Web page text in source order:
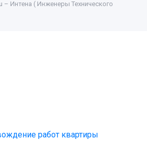
– Интена ( Инженеры Технического
работ квартиры